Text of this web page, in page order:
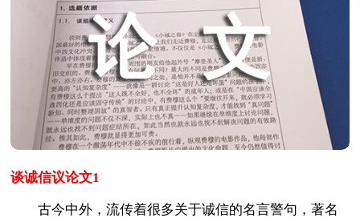
谈诚信议论文1
古今中外，流传着很多关于诚信的名言警句，著名